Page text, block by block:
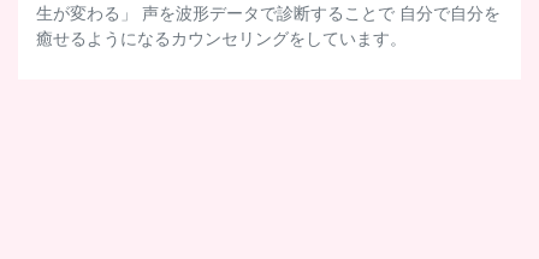
生が変わる」 声を波形データで診断することで 自分で自分を
癒せるようになるカウンセリングをしています。